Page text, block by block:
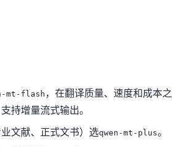
mt-flash，在翻译质量、速度和成本之
持增量流式输出。
业文献、正式文书）选qwen-mt-plus。